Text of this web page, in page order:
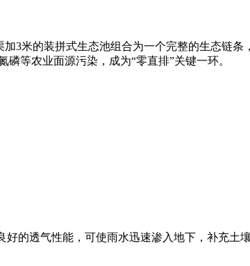
3米的装拼式生态池组合为一个完整的生态链
等农业面源污染，成为“零直排”关键一环。
的透气性能，可使雨水迅速渗入地下，补充土